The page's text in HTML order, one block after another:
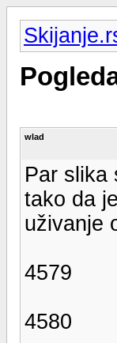
wlad
Par slika
tako da
uživanje
4579
4580